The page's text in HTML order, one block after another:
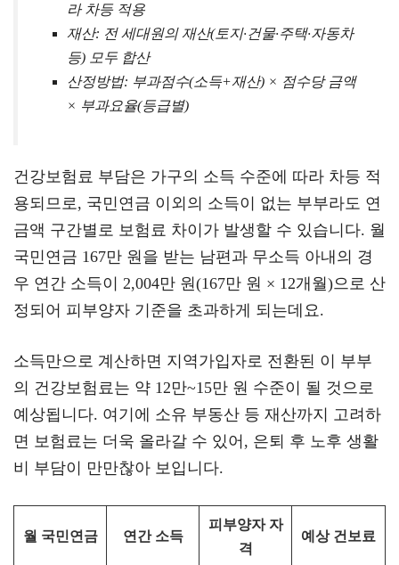
라 차등 적용
재산: 전 세대원의 재산(토지·건물·주택·자동차
등) 모두 합산
산정방법: 부과점수(소득+재산) × 점수당 금액
× 부과요율(등급별)
건강보험료 부담은 가구의 소득 수준에 따라 차등 적
용되므로, 국민연금 이외의 소득이 없는 부부라도 연
금액 구간별로 보험료 차이가 발생할 수 있습니다. 월
국민연금 167만 원을 받는 남편과 무소득 아내의 경
우 연간 소득이 2,004만 원(167만 원 × 12개월)으로 산
정되어 피부양자 기준을 초과하게 되는데요.
소득만으로 계산하면 지역가입자로 전환된 이 부부
의 건강보험료는 약 12만~15만 원 수준이 될 것으로
예상됩니다. 여기에 소유 부동산 등 재산까지 고려하
면 보험료는 더욱 올라갈 수 있어, 은퇴 후 노후 생활
비 부담이 만만찮아 보입니다.
월 국민연금 연간 소득
피부양자 자
격
예상 건보료